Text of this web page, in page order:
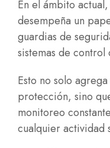
En el ámbito
desempeña un
guardias de
sistemas de control
Esto no solo
protección, sino
monitoreo
cualquier actividad